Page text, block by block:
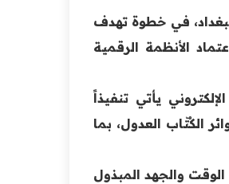
في خطوة تهدف
الأنظمة الرقمية
يأتي تنفيذاً
الكُتّاب العدول، بما
والجهد المبذول